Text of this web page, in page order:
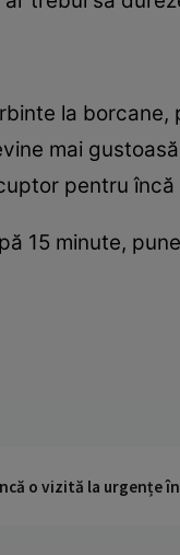
la
mai
pentru încă
15 minute,
o vizită la urgențe